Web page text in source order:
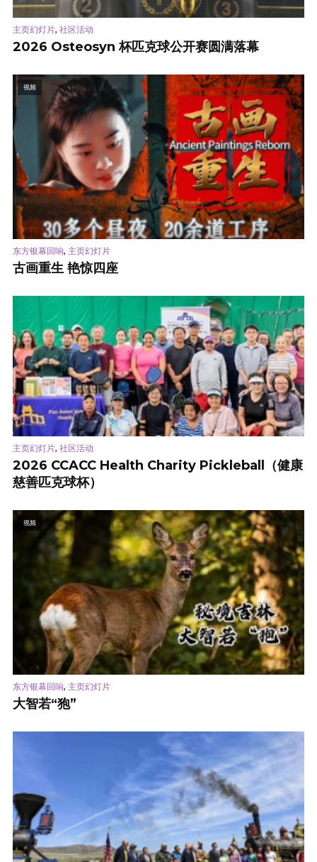
主页幻灯片, 社区活动
2026 Osteosyn 杯匹克球公开赛圆满落幕
视频
东方银幕回响, 主页幻灯片
古画重生 艳惊四座
主页幻灯片, 社区活动
2026 CCACC Health Charity Pickleball（健康
慈善匹克球杯）
视频
东方银幕回响, 主页幻灯片
大智若“狍”